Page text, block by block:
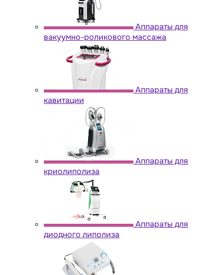
Аппараты для
вакуумно-роликового массажа
Аппараты для
кавитации
Аппараты для
криолиполиза
Аппараты для
диодного липолиза